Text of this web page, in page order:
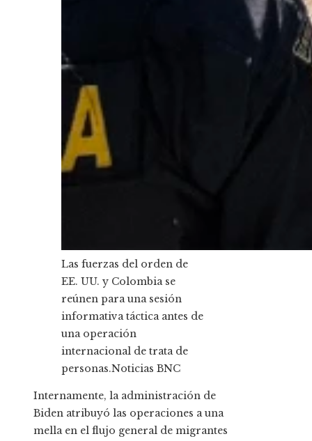
Las fuerzas del orden de
EE. UU. y Colombia se
reúnen para una sesión
informativa táctica antes de
una operación
internacional de trata de
personas.Noticias BNC
Internamente, la administración de
Biden atribuyó las operaciones a una
mella en el flujo general de migrantes